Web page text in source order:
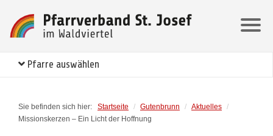
Pfarre auswählen
Sie befinden sich hier: Startseite / Gutenbrunn / Aktuelles
/
Missionskerzen – Ein Licht der Hoffnung